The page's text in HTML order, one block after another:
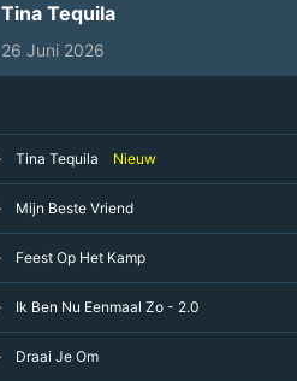
Tina Tequila
26 Juni 2026
Tina Tequila Nieuw
Mijn Beste Vriend
Feest Op Het Kamp
Ik Ben Nu Eenmaal Zo - 2.0
Draai Je Om